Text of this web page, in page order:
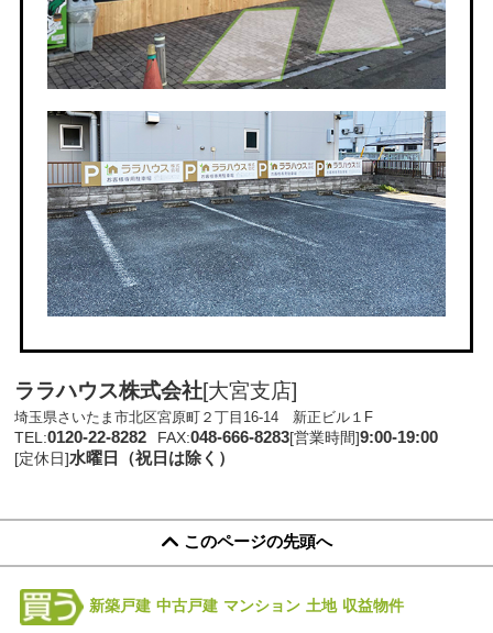
ララハウス株式会社[大宮支店]
埼玉県さいたま市北区宮原町２丁目16-14 新正ビル１F
TEL:0120-22-8282 FAX:048-666-8283[営業時間]9:00-19:00
[定休日]水曜日（祝日は除く）
このページの先頭へ
新築戸建 中古戸建 マンション 土地 収益物件